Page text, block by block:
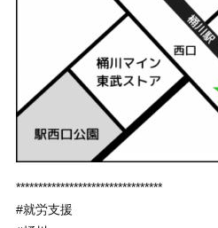
*********************************
#就労支援